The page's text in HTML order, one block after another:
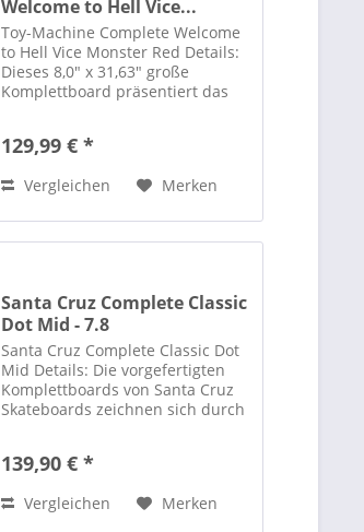
Welcome to Hell Vice...
Toy-Machine Complete Welcome
to Hell Vice Monster Red Details:
Dieses 8,0" x 31,63" große
Komplettboard präsentiert das
Farbkombination und verkörpert
129,99 € *
Vergleichen Merken
Santa Cruz Complete Classic
Dot Mid - 7.8
Santa Cruz Complete Classic Dot
Mid Details: Die vorgefertigten
Komplettboards von Santa Cruz
Skateboards zeichnen sich durch
kürzere Radstände für leichtes
139,90 € *
Vergleichen Merken